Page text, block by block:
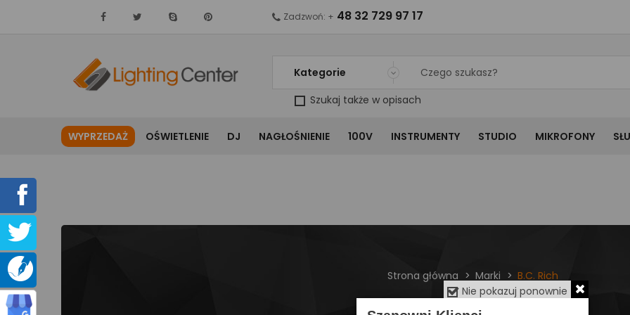
Kategorie
Szukaj także w opisach
Zadzwoń: + 48 32 729 97 17
WYPRZEDAŻ OŚWIETLENIE DJ NAGŁOŚNIENIE 100V INSTRUMENTY STUDIO MIKROFONY
Strona główna Marki B.C. Rich
Nie pokazuj ponownie